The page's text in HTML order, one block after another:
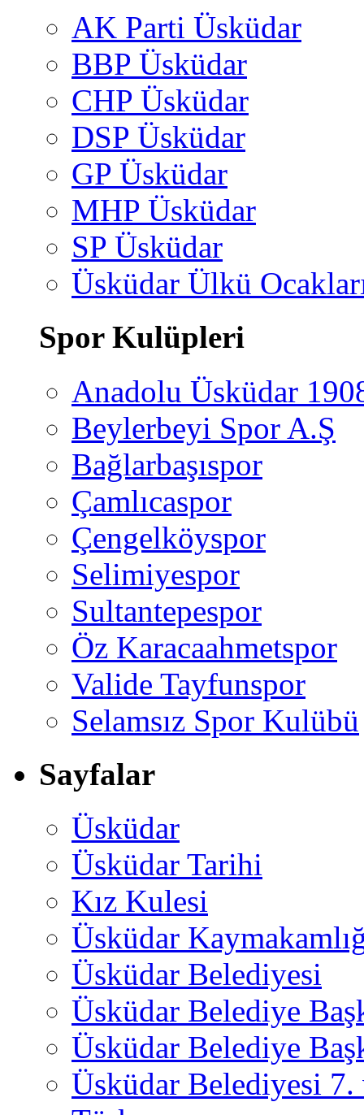
AK Parti Üsküdar
BBP Üsküdar
CHP Üsküdar
DSP Üsküdar
GP Üsküdar
MHP Üsküdar
SP Üsküdar
Üsküdar Ülkü
Spor Kulüpleri
Anadolu Üsküdar
Beylerbeyi Spor A.Ş
Bağlarbaşıspor
Çamlıcaspor
Çengelköyspor
Selimiyespor
Sultantepespor
Öz Karacaahmetspor
Valide Tayfunspor
Selamsız Spor Kulübü
Sayfalar
Üsküdar
Üsküdar Tarihi
Kız Kulesi
Üsküdar
Üsküdar Belediyesi
Üsküdar Belediye
Üsküdar Belediye
Üsküdar Belediyesi